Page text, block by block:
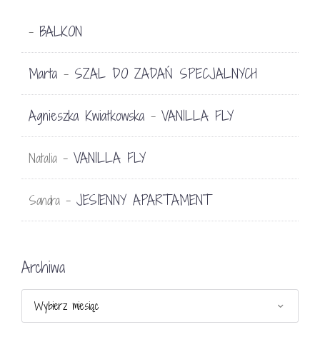
- BALKON
Marta - SZAL DO ZADAŃ SPECJALNYCH
Agnieszka Kwiatkowska - VANILLA FLY
Natalia - VANILLA FLY
Sandra - JESIENNY APARTAMENT
Archiwa